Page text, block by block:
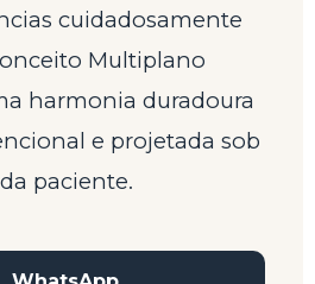
cuidadosamente
Multiplano
harmonia duradoura
e projetada sob
paciente.